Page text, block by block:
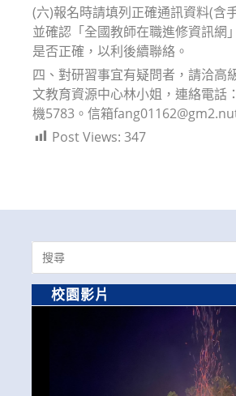
(六)報名時請填列正確通訊資料(含
並確認「全國教師在職進修資訊網
是否正確，以利後續聯絡。
四、對研習事宜有疑問者，請洽高
文教育資源中心林小姐，連絡電話
機5783。信箱
Post Views: 347
Search
for:
校園影片